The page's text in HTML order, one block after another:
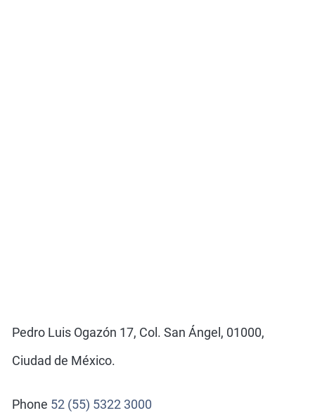
Pedro Luis Ogazón 17, Col. San Ángel, 01000,
Ciudad de México.
Phone 52 (55) 5322 3000